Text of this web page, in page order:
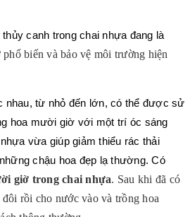
Cách trồng hoa mười giờ thủy canh trong chai nhựa đang là
phổ biến và bảo vệ môi trường hiện
nhau, từ nhỏ đến lớn, có thể được sử
hoa mười giờ với một trí óc sáng
vừa giúp giảm thiểu rác thải
chậu hoa đẹp lạ thường. Có
giờ trong chai nhựa. Sau khi đã có
rồi cho nước vào và trồng hoa